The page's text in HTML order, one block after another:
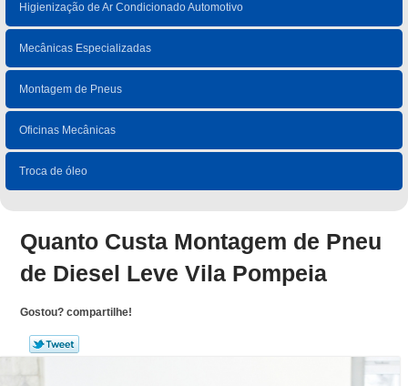
Higienização de Ar Condicionado Automotivo
Mecânicas Especializadas
Montagem de Pneus
Oficinas Mecânicas
Troca de óleo
Quanto Custa Montagem de Pneu
de Diesel Leve Vila Pompeia
Gostou? compartilhe!